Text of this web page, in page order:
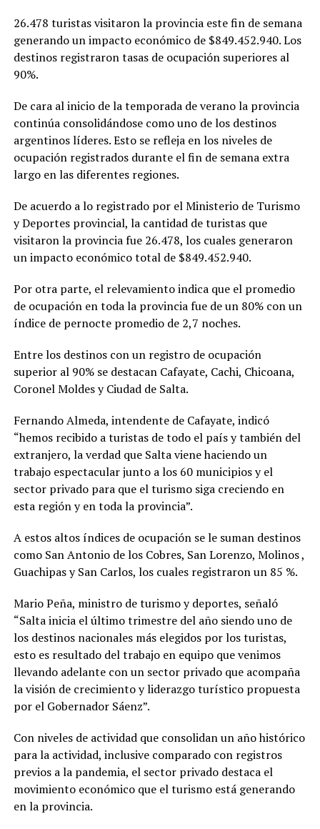
26.478 turistas visitaron la provincia este fin de semana
generando un impacto económico de $849.452.940. Los
destinos registraron tasas de ocupación superiores al
90%.
De cara al inicio de la temporada de verano la provincia
continúa consolidándose como uno de los destinos
argentinos líderes. Esto se refleja en los niveles de
ocupación registrados durante el fin de semana extra
largo en las diferentes regiones.
De acuerdo a lo registrado por el Ministerio de Turismo
y Deportes provincial, la cantidad de turistas que
visitaron la provincia fue 26.478, los cuales generaron
un impacto económico total de $849.452.940.
Por otra parte, el relevamiento indica que el promedio
de ocupación en toda la provincia fue de un 80% con un
índice de pernocte promedio de 2,7 noches.
Entre los destinos con un registro de ocupación
superior al 90% se destacan Cafayate, Cachi, Chicoana,
Coronel Moldes y Ciudad de Salta.
Fernando Almeda, intendente de Cafayate, indicó
“hemos recibido a turistas de todo el país y también del
extranjero, la verdad que Salta viene haciendo un
trabajo espectacular junto a los 60 municipios y el
sector privado para que el turismo siga creciendo en
esta región y en toda la provincia”.
A estos altos índices de ocupación se le suman destinos
como San Antonio de los Cobres, San Lorenzo, Molinos ,
Guachipas y San Carlos, los cuales registraron un 85 %.
Mario Peña, ministro de turismo y deportes, señaló
“Salta inicia el último trimestre del año siendo uno de
los destinos nacionales más elegidos por los turistas,
esto es resultado del trabajo en equipo que venimos
llevando adelante con un sector privado que acompaña
la visión de crecimiento y liderazgo turístico propuesta
por el Gobernador Sáenz”.
Con niveles de actividad que consolidan un año histórico
para la actividad, inclusive comparado con registros
previos a la pandemia, el sector privado destaca el
movimiento económico que el turismo está generando
en la provincia.